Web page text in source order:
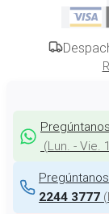
(Lun. - Vie.
2244 3777 (